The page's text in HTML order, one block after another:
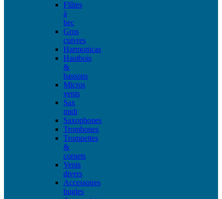
Flûtes
à
bec
Gros
cuivres
Harmonicas
Hautbois
&
bassons
Micros
vents
Sax
midi
Saxophones
Trombones
Trompettes
&
cornets
Vents
divers
Accessoires
bugles